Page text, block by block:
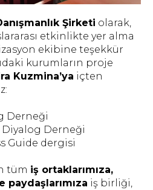
Şirketi olarak,
etkinlikte yer alma
ekibine teşekkür
kurumların proje
Kuzmina’ya içten
Derneği
Diyalog Derneği
Guide dergisi
tüm iş ortaklarımıza,
paydaşlarımıza iş birliği,